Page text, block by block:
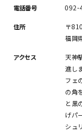
電話番号 092-
住所
〒
福岡
アクセス
天神
進し
フェ
の角
と黒
げパ
シュ